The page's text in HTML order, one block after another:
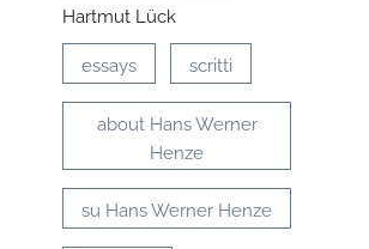
Hartmut Lück
essays scritti
about Hans Werner
Henze
su Hans Werner Henze